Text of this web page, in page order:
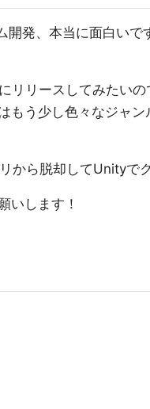
開発、本当に面白い
リリースしてみたい
もう少し色々なジャ
から脱却してUnityで
いします！